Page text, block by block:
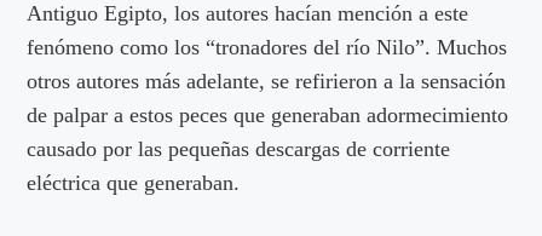
Antiguo Egipto, los autores hacían mención a este
fenómeno como los “tronadores del río Nilo”. Muchos
otros autores más adelante, se refirieron a la sensación
de palpar a estos peces que generaban adormecimiento
causado por las pequeñas descargas de corriente
eléctrica que generaban.